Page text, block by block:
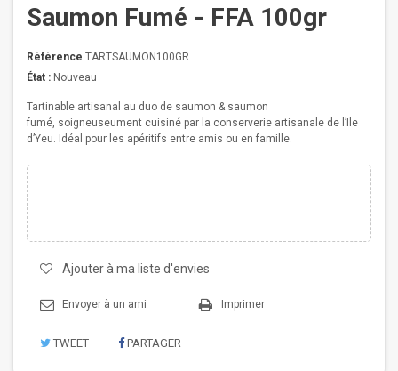
Saumon Fumé - FFA 100gr
Référence TARTSAUMON100GR
État : Nouveau
Tartinable artisanal au duo de saumon & saumon
fumé, soigneuseument cuisiné par la conserverie artisanale de l’Ile
d’Yeu. Idéal pour les apéritifs entre amis ou en famille.
Ajouter à ma liste d'envies
Envoyer à un ami Imprimer
TWEET PARTAGER